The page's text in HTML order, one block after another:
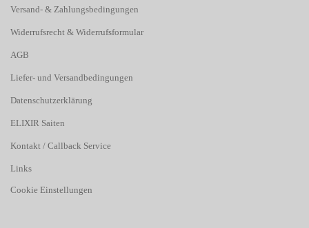
Versand- & Zahlungsbedingungen
Widerrufsrecht & Widerrufsformular
AGB
Liefer- und Versandbedingungen
Datenschutzerklärung
ELIXIR Saiten
Kontakt / Callback Service
Links
Cookie Einstellungen